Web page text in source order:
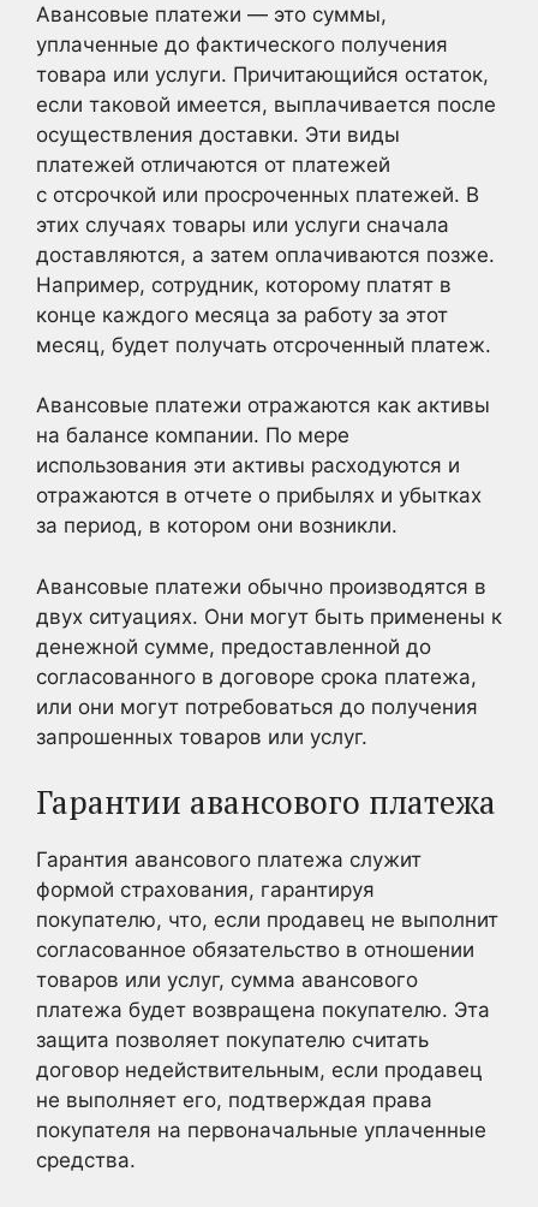
Авансовые платежи — это суммы,
уплаченные до фактического получения
товара или услуги. Причитающийся остаток,
если таковой имеется, выплачивается после
осуществления доставки. Эти виды
платежей отличаются от платежей
с отсрочкой или просроченных платежей. В
этих случаях товары или услуги сначала
доставляются, а затем оплачиваются позже.
Например, сотрудник, которому платят в
конце каждого месяца за работу за этот
месяц, будет получать отсроченный платеж.
Авансовые платежи отражаются как активы
на балансе компании. По мере
использования эти активы расходуются и
отражаются в отчете о прибылях и убытках
за период, в котором они возникли.
Авансовые платежи обычно производятся в
двух ситуациях. Они могут быть применены к
денежной сумме, предоставленной до
согласованного в договоре срока платежа,
или они могут потребоваться до получения
запрошенных товаров или услуг.
Гарантии авансового платежа
Гарантия авансового платежа служит
формой страхования, гарантируя
покупателю, что, если продавец не выполнит
согласованное обязательство в отношении
товаров или услуг, сумма авансового
платежа будет возвращена покупателю. Эта
защита позволяет покупателю считать
договор недействительным, если продавец
не выполняет его, подтверждая права
покупателя на первоначальные уплаченные
средства.